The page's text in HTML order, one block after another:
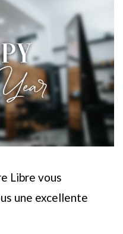
Libre vous
une excellente